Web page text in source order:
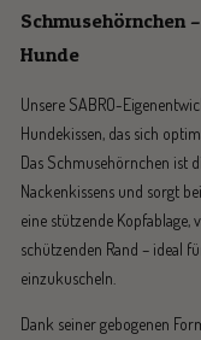
Schmusehörnchen
Hunde
Unsere SABRO-
Hundekissen, das sich
Das Schmusehörnchen ist
Nackenkissens und sorgt
eine stützende
schützenden Rand – ideal
einzukuscheln.
Dank seiner gebogenen